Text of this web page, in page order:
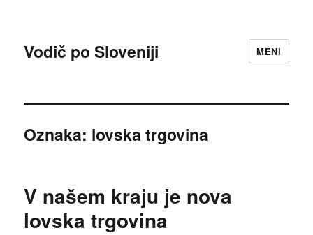
Vodič po Sloveniji MENI
Oznaka: lovska trgovina
V našem kraju je nova
lovska trgovina